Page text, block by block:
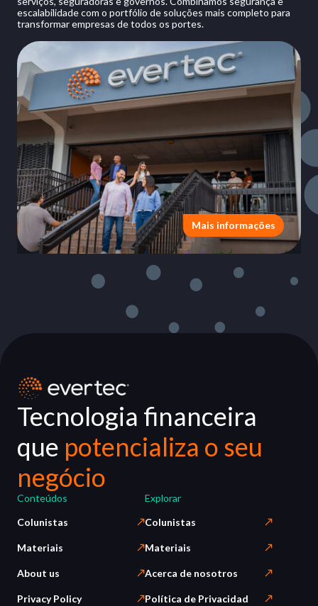
escalabilidade com o portfólio de soluções mais completo para
transformar empresas de todos os portes.
Mais informações
Tecnologia financeira
que potencializa o seu
negócio
Conteúdos
Colunistas
Materiais
About us
Privacy Policy
Explorar
Colunistas
Materiais
Acerca de nosotros
Política de Privacidad